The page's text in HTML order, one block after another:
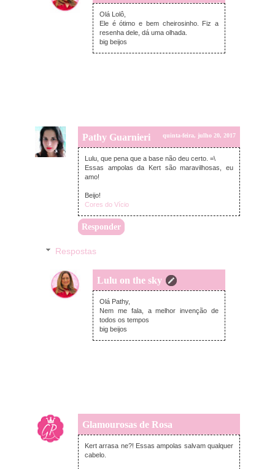
domingo, julho 23, 2017
Olá Lolô,
Ele é ótimo e bem cheirosinho. Fiz a
resenha dele, dá uma olhada.
big beijos
Pathy Guarnieri quinta-feira, julho 20, 2017
Lulu, que pena que a base não deu certo. =\
Essas ampolas da Kert são maravilhosas, eu
amo!
Beijo!
Cores do Vício
Responder
Respostas
Lulu on the sky
domingo, julho 23, 2017
Olá Pathy,
Nem me fala, a melhor invenção de
todos os tempos
big beijos
Glamourosas de Rosa
quinta-feira, julho 20, 2017
Kert arrasa ne?! Essas ampolas salvam qualquer
cabelo.